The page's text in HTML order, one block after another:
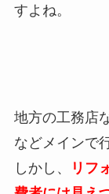
すよね。
地方の工務店
などメインで
しかし、
リフ